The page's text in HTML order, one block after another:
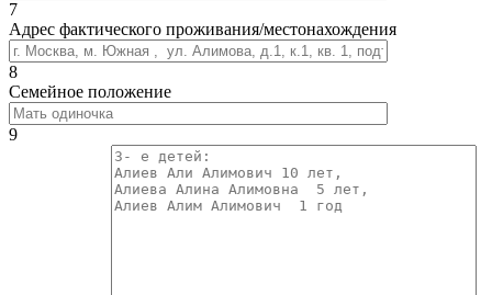
7
Адрес фактического проживания/местонахождения
8
Семейное положение
9